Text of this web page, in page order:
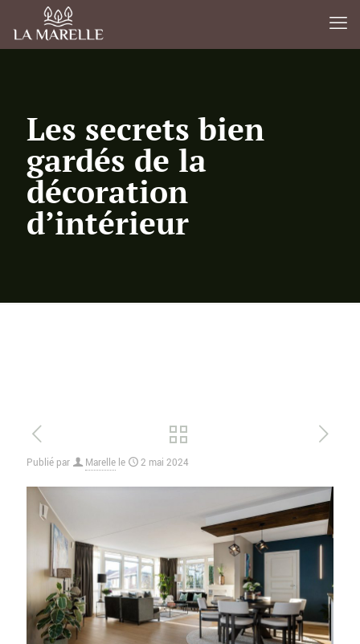
Les secrets bien
gardés de la
décoration
d’intérieur
Publié par Marelle le 2 mai 2024